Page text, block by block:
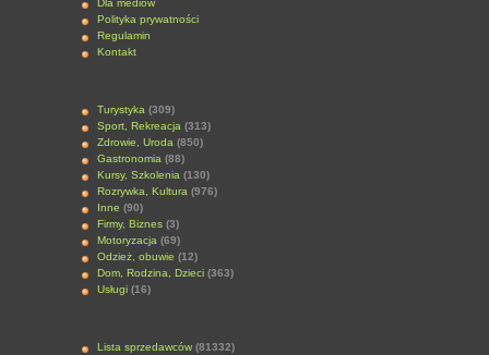
Dla mediów
Polityka prywatności
Regulamin
Kontakt
Turystyka (309)
Sport, Rekreacja (313)
Zdrowie, Uroda (850)
Gastronomia (88)
Kursy, Szkolenia (130)
Rozrywka, Kultura (976)
Inne (90)
Firmy, Biznes (3)
Motoryzacja (69)
Odzież, obuwie (12)
Dom, Rodzina, Dzieci (363)
Usługi (16)
Lista sprzedawców (81332)